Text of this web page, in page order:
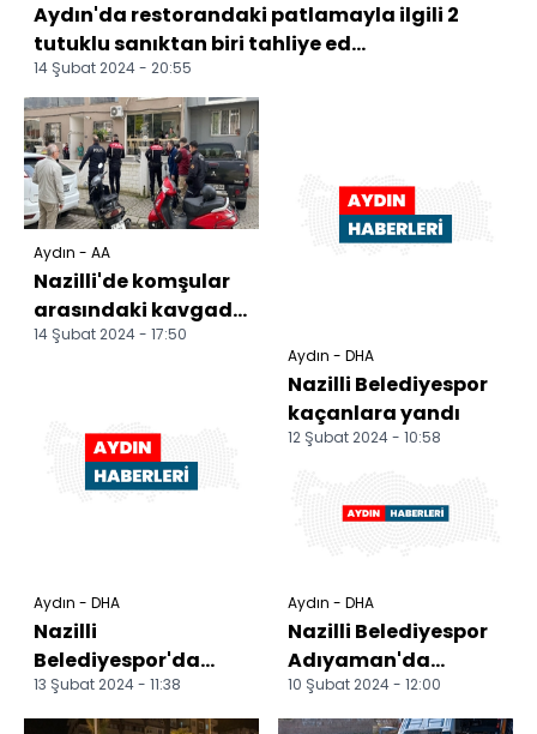
Aydın'da restorandaki patlamayla ilgili 2
tutuklu sanıktan biri tahliye ed...
14 Şubat 2024 - 20:55
Aydın - AA
Nazilli'de komşular
arasındaki kavgada
iki kişi yaralandı
14 Şubat 2024 - 17:50
Aydın - DHA
Nazilli
Belediyespor'da
Alperen Karakaya
veda etti
13 Şubat 2024 - 11:38
Aydın - DHA
Nazilli Belediyespor
kaçanlara yandı
12 Şubat 2024 - 10:58
Aydın - DHA
Nazilli Belediyespor
Adıyaman'da
sahaya çıkacak
10 Şubat 2024 - 12:00